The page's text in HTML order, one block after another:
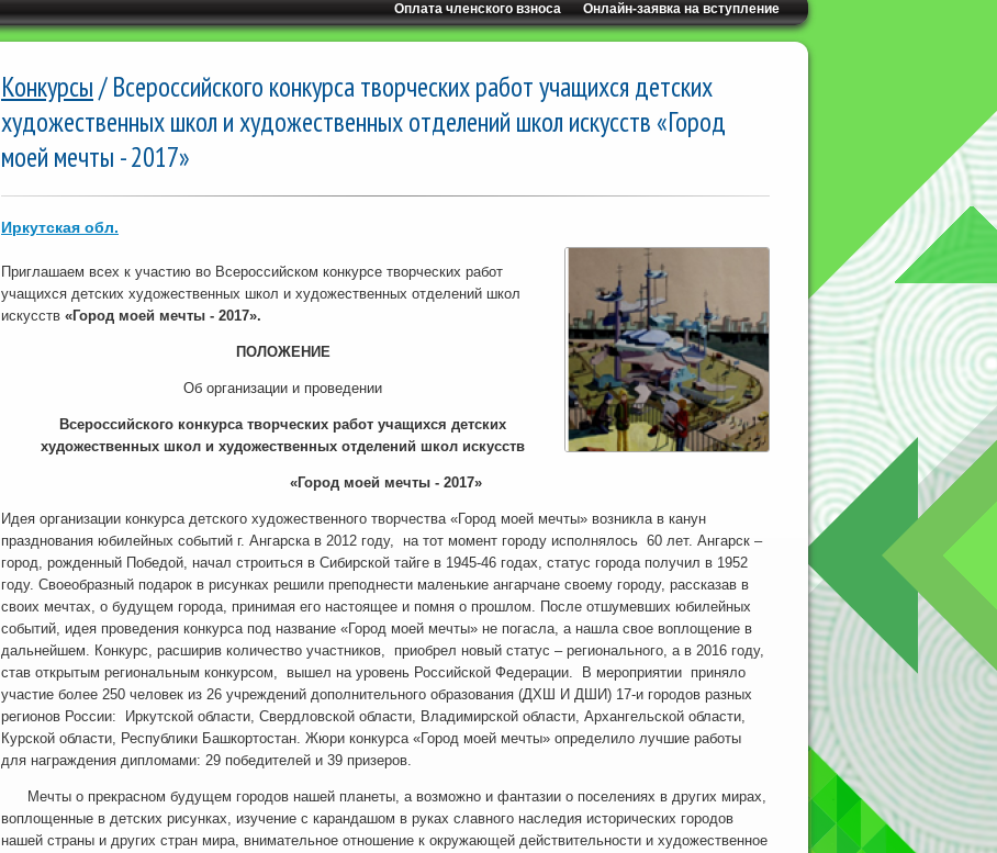
Онлайн-заявка на вступление
Оплата членского взноса
Конкурсы/ Всероссийского конкурса творческих работ учащихся детских
художественных школ и художественных отделений школ искусств «Город
моей мечты - 2017»
Иркутская обл.
Приглашаем всех к участию во Всероссийском конкурсе творческих работ
учащихся детских художественных школ и художественных отделений школ
искусств «Город моей мечты - 2017».
ПОЛОЖЕНИЕ
Об организации и проведении
Всероссийского конкурса творческих работ учащихся детских
художественных школ и художественных отделений школ искусств
«Город моей мечты - 2017»
Идея организации конкурса детского художественного творчества «Город моей мечты» возникла в канун
празднования юбилейных событий г. Ангарска в 2012 году, на тот момент городу исполнялось 60 лет. Ангарск –
город, рожденный Победой, начал строиться в Сибирской тайге в 1945-46 годах, статус города получил в 1952
году. Своеобразный подарок в рисунках решили преподнести маленькие ангарчане своему городу, рассказав в
своих мечтах, о будущем города, принимая его настоящее и помня о прошлом. После отшумевших юбилейных
событий, идея проведения конкурса под название «Город моей мечты» не погасла, а нашла свое воплощение в
дальнейшем. Конкурс, расширив количество участников, приобрел новый статус – регионального, а в 2016 году,
став открытым региональным конкурсом, вышел на уровень Российской Федерации. В мероприятии приняло
участие более 250 человек из 26 учреждений дополнительного образования (ДХШ И ДШИ) 17-и городов разных
регионов России: Иркутской области, Свердловской области, Владимирской области, Архангельской области,
Курской области, Республики Башкортостан. Жюри конкурса «Город моей мечты» определило лучшие работы
для награждения дипломами: 29 победителей и 39 призеров.
Мечты о прекрасном будущем городов нашей планеты, а возможно и фантазии о поселениях в других мирах,
воплощенные в детских рисунках, изучение с карандашом в руках славного наследия исторических городов
нашей страны и других стран мира, внимательное отношение к окружающей действительности и художественное